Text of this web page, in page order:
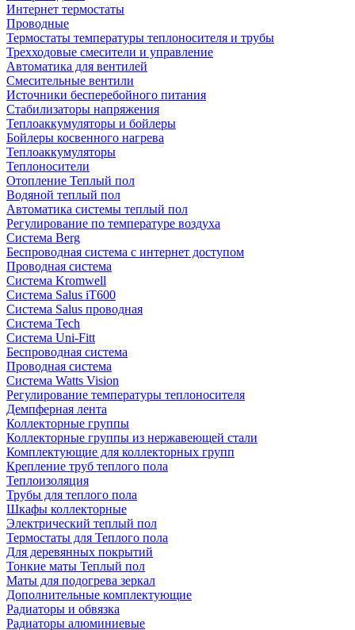
Интернет термостаты
Проводные
Термостаты температуры теплоносителя и трубы
Трехходовые смесители и управление
Автоматика для вентилей
Смесительные вентили
Источники бесперебойного питания
Стабилизаторы напряжения
Теплоаккумуляторы и бойлеры
Бойлеры косвенного нагрева
Теплоаккумуляторы
Теплоносители
Отопление Теплый пол
Водяной теплый пол
Автоматика системы теплый пол
Регулирование по температуре воздуха
Система Berg
Беспроводная система с интернет доступом
Проводная система
Система Kromwell
Система Salus iT600
Система Salus проводная
Система Tech
Система Uni-Fitt
Беспроводная система
Проводная система
Система Watts Vision
Регулирование температуры теплоносителя
Демпферная лента
Коллекторные группы
Коллекторные группы из нержавеющей стали
Комплектующие для коллекторных групп
Крепление труб теплого пола
Теплоизоляция
Трубы для теплого пола
Шкафы коллекторные
Электрический теплый пол
Термостаты для Теплого пола
Для деревянных покрытий
Тонкие маты Теплый пол
Маты для подогрева зеркал
Дополнительные комплектующие
Радиаторы и обвязка
Радиаторы алюминиевые